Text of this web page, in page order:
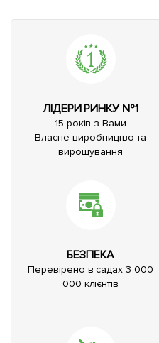
ЛІДЕРИ РИНКУ №1
15 років з Вами
Власне виробництво та
вирощування
БЕЗПЕКА
Перевірено в садах 3 000
000 клієнтів